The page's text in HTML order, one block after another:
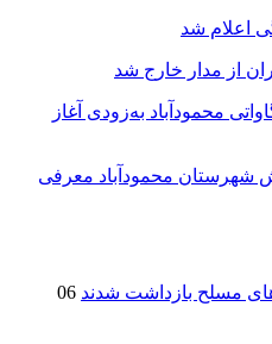
اعلام شد
نیروگاه ۵۰۰ مگاواتی محمودآباد به‌زودی آغاز
شهرستان محمودآباد معرفی
06